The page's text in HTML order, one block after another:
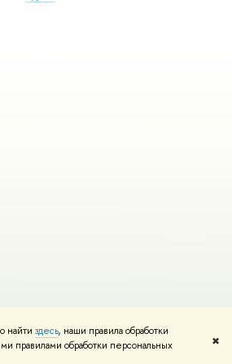
найти здесь, наши правила обработки
правилами обработки персональных
✖
Редактору